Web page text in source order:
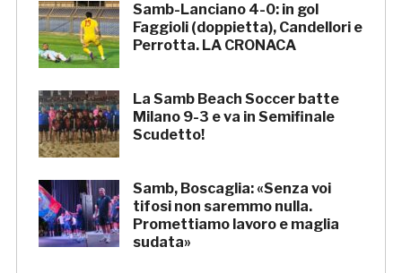
Samb-Lanciano 4-0: in gol
Faggioli (doppietta), Candellori e
Perrotta. LA CRONACA
La Samb Beach Soccer batte
Milano 9-3 e va in Semifinale
Scudetto!
Samb, Boscaglia: «Senza voi
tifosi non saremmo nulla.
Promettiamo lavoro e maglia
sudata»